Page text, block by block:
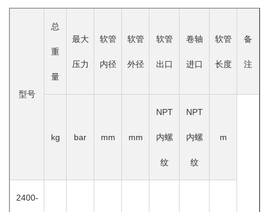
型号
总
重
量
最大
压力
软管
内径
软管
外径
软管
出口
卷轴
进口
软管
长度
备
注
kg bar mm mm
NPT
内螺
纹
NPT
内螺
纹
m
2400-